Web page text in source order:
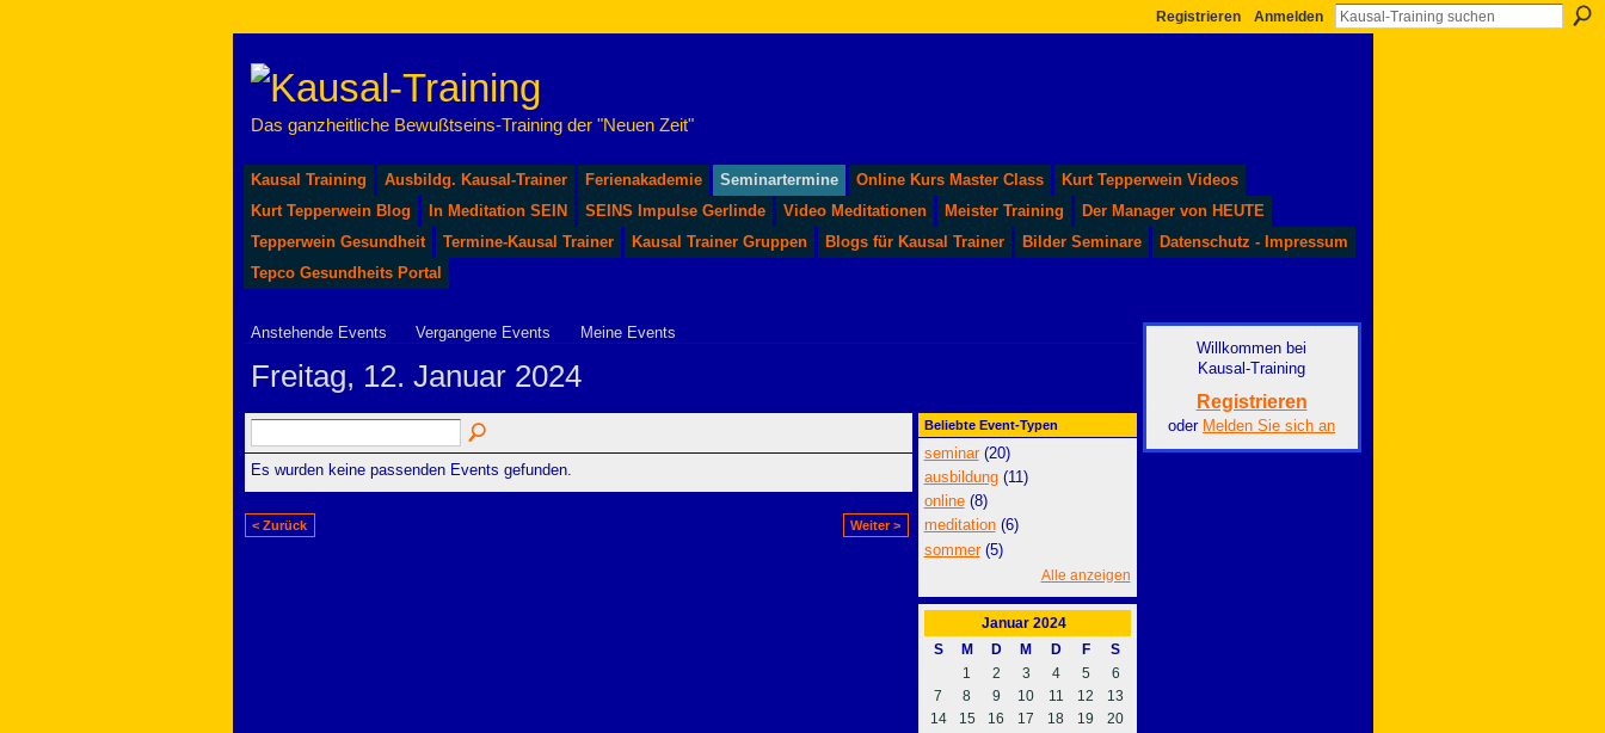
Registrieren Anmelden
Das ganzheitliche Bewußtseins-Training der "Neuen Zeit"
Kausal Training Ausbildg. Kausal-Trainer Ferienakademie Seminartermine Online Kurs Master Class
Kurt Tepperwein Videos
Kurt Tepperwein Blog
In Meditation SEIN SEINS Impulse Gerlinde Video Meditationen Meister Training
Der Manager von HEUTE
Tepperwein Gesundheit
Termine-Kausal Trainer Kausal Trainer Gruppen Blogs für Kausal Trainer Bilder Seminare
Datenschutz - Impressum
Tepco Gesundheits Portal
Anstehende Events Vergangene Events Meine Events
Freitag, 12. Januar 2024
Es wurden keine passenden Events gefunden.
< Zurück Weiter >
Beliebte Event-Typen
seminar(20)
ausbildung(11)
online(8)
meditation(6)
sommer(5)
Alle anzeigen
Januar 2024
S
M D M D F
S
1
2 3 4 5
6
7
8 9 10 11 12
13
14
15 16 17 18 19
20
Willkommen bei
Kausal-Training
Registrieren
oder Melden Sie sich an